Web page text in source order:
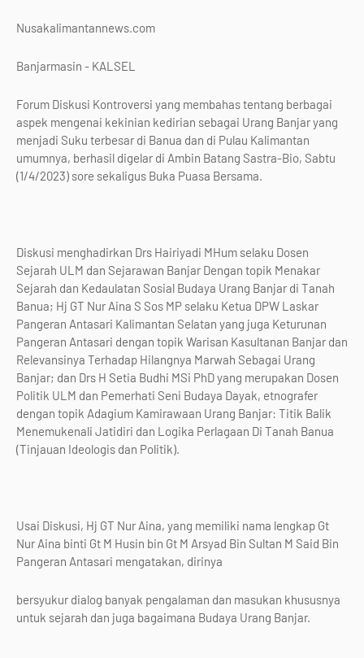
Nusakalimantannews.com
Banjarmasin - KALSEL
Forum Diskusi Kontroversi yang membahas tentang berbagai
aspek mengenai kekinian kedirian sebagai Urang Banjar yang
menjadi Suku terbesar di Banua dan di Pulau Kalimantan
umumnya, berhasil digelar di Ambin Batang Sastra-Bio, Sabtu
(1/4/2023) sore sekaligus Buka Puasa Bersama.
Diskusi menghadirkan Drs Hairiyadi MHum selaku Dosen
Sejarah ULM dan Sejarawan Banjar Dengan topik Menakar
Sejarah dan Kedaulatan Sosial Budaya Urang Banjar di Tanah
Banua; Hj GT Nur Aina S Sos MP selaku Ketua DPW Laskar
Pangeran Antasari Kalimantan Selatan yang juga Keturunan
Pangeran Antasari dengan topik Warisan Kasultanan Banjar dan
Relevansinya Terhadap Hilangnya Marwah Sebagai Urang
Banjar; dan Drs H Setia Budhi MSi PhD yang merupakan Dosen
Politik ULM dan Pemerhati Seni Budaya Dayak, etnografer
dengan topik Adagium Kamirawaan Urang Banjar: Titik Balik
Menemukenali Jatidiri dan Logika Perlagaan Di Tanah Banua
(Tinjauan Ideologis dan Politik).
Usai Diskusi, Hj GT Nur Aina, yang memiliki nama lengkap Gt
Nur Aina binti Gt M Husin bin Gt M Arsyad Bin Sultan M Said Bin
Pangeran Antasari mengatakan, dirinya
bersyukur dialog banyak pengalaman dan masukan khususnya
untuk sejarah dan juga bagaimana Budaya Urang Banjar.